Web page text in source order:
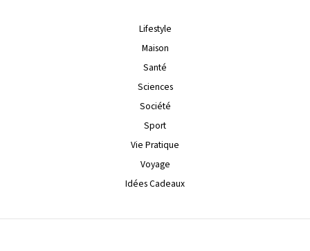
Lifestyle
Maison
Santé
Sciences
Société
Sport
Vie Pratique
Voyage
Idées Cadeaux